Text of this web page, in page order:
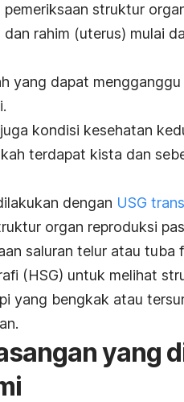
pemeriksaan struktur
rahim (uterus) mulai
yang dapat
kondisi kesehatan
terdapat kista dan
dengan USG
organ reproduksi
saluran telur atau tuba
(HSG) untuk melihat
yang bengkak atau
yang